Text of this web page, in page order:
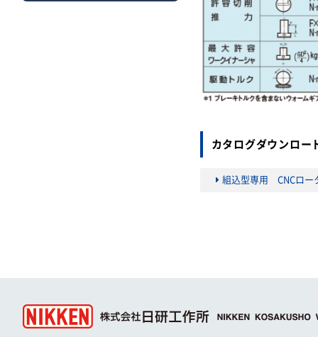
カタログダウンロー
組込型専用 CNCロー